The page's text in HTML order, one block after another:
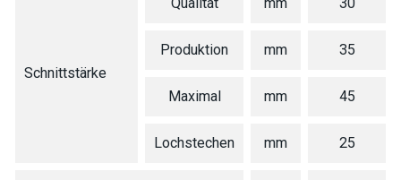
Schnittstärke
Qualität mm 30
Produktion mm 35
Maximal mm 45
Lochstechen mm 25